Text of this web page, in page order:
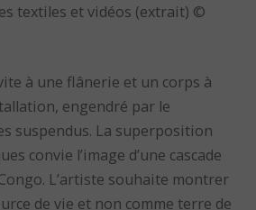
textiles et vidéos (extrait) ©
à une flânerie et un corps à
engendré par le
suspendus. La superposition
convie l’image d’une cascade
L’artiste souhaite montrer
de vie et non comme terre de